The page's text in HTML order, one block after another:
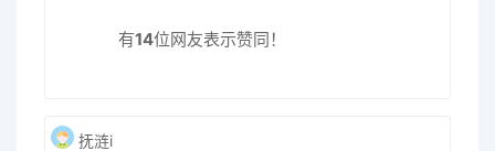
有14位网友表示赞同！
抚涟i